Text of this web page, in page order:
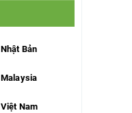
Nhật Bản
Malaysia
Việt Nam